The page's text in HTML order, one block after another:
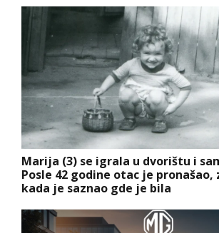
Marija (3) se igrala u dvorištu i
Posle 42 godine otac je pronašao,
kada je saznao gde je bila